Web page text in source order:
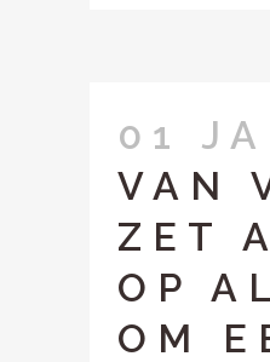
01
VAN
ZET
OP
OM